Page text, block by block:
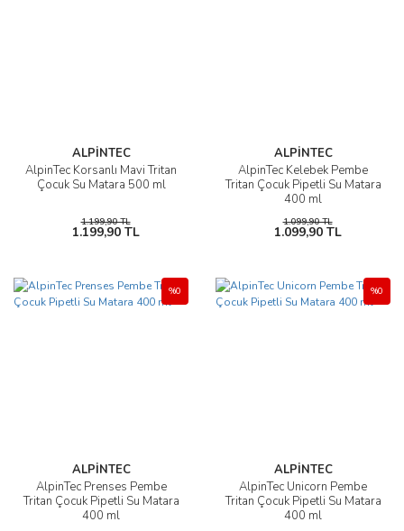
ALPİNTEC
AlpinTec Korsanlı Mavi Tritan
Çocuk Su Matara 500 ml
1.199,90 TL
1.199,90 TL
ALPİNTEC
AlpinTec Kelebek Pembe
Tritan Çocuk Pipetli Su Matara
400 ml
1.099,90 TL
1.099,90 TL
ALPİNTEC
AlpinTec Prenses Pembe
Tritan Çocuk Pipetli Su Matara
400 ml
%0
ALPİNTEC
AlpinTec Unicorn Pembe
Tritan Çocuk Pipetli Su Matara
400 ml
%0